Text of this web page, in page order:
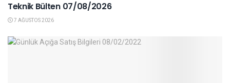
Teknik Bülten 07/08/2026
7 AĞUSTOS 2026